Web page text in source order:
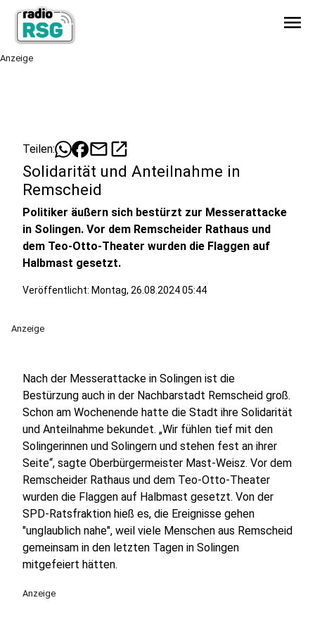
menu
Anzeige
Teilen: mailopen_in_new
Solidarität und Anteilnahme in
Remscheid
Politiker äußern sich bestürzt zur Messerattacke
in Solingen. Vor dem Remscheider Rathaus und
dem Teo-Otto-Theater wurden die Flaggen auf
Halbmast gesetzt.
Veröffentlicht: Montag, 26.08.2024 05:44
Anzeige
Nach der Messerattacke in Solingen ist die
Bestürzung auch in der Nachbarstadt Remscheid groß.
Schon am Wochenende hatte die Stadt ihre Solidarität
und Anteilnahme bekundet. „Wir fühlen tief mit den
Solingerinnen und Solingern und stehen fest an ihrer
Seite“, sagte Oberbürgermeister Mast-Weisz. Vor dem
Remscheider Rathaus und dem Teo-Otto-Theater
wurden die Flaggen auf Halbmast gesetzt. Von der
SPD-Ratsfraktion hieß es, die Ereignisse gehen
"unglaublich nahe", weil viele Menschen aus Remscheid
gemeinsam in den letzten Tagen in Solingen
mitgefeiert hätten.
Anzeige